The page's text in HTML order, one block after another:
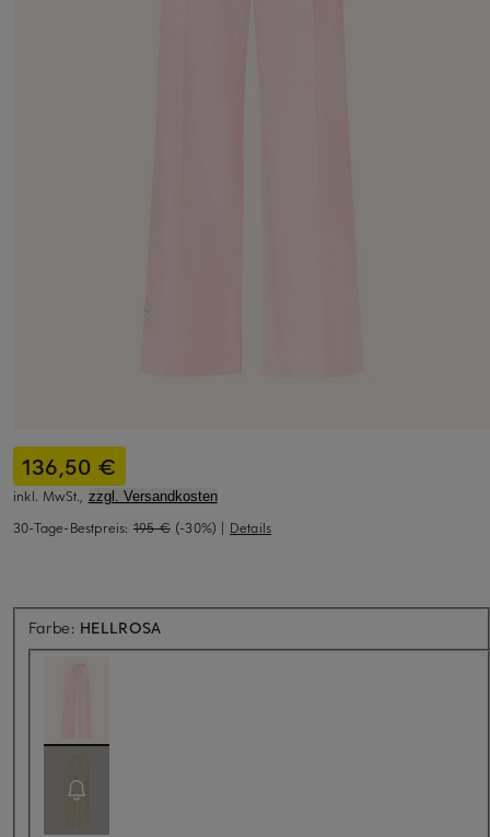
136,50 €
inkl. MwSt., zzgl. Versandkosten
30-Tage-Bestpreis: 195 € (-30%) | Details
Farbe: HELLROSA